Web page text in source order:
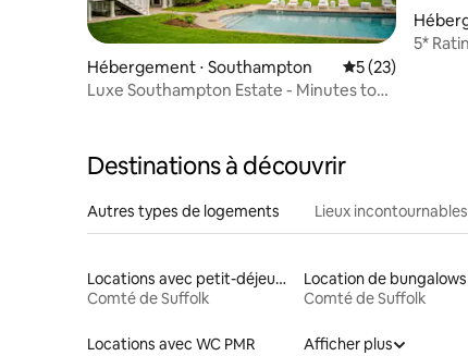
Hébergement ⋅ Southampton Évaluation
5 (23)
Luxe Southampton Estate - Minutes to
5*
Destinations à découvrir
Autres types de logements Lieux
Locations avec petit-déjeuner
Comté de Suffolk
Location de bungalows
Comté de Suffolk
Locations avec WC PMR
Afficher plus